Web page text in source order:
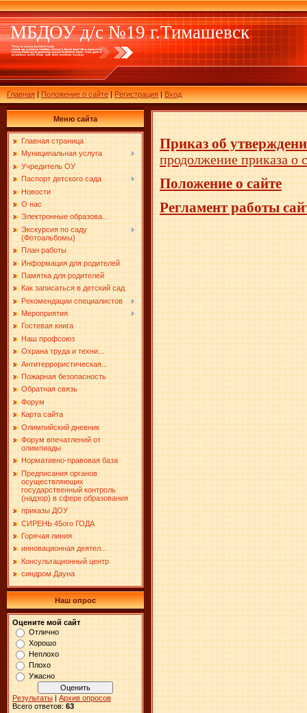
МБДОУ д/с №19 г.Тимашевск
Главная|Положение о сайте|Регистрация|Вход
Меню сайта
Главная страница
Муниципальная услуга
Учредитель ОУ
Паспорт детского сада
Новости
О нас
Электронные образова...
Экскурсия по саду
(Фотоальбомы)
План работы
Информация для родителей
Памятка для родителей
Как записаться в детский сад
Рекомендации специалистов
Мероприятия
Гостевая книга
Наш профсоюз
Охрана труда и техни...
Антитеррористическая...
Пожарная безопасность
Обратная связь
Форум
Карта сайта
Олимпийский дневник
Форум впечатлений от
олимпиады
Нормативно-правовая база
Предписания органов
осуществляющих
государственный контроль
(надзор) в сфере образования
приказы ДОУ
СИРЕНЬ 45ого ГОДА
Горячая линия
инновационная деятел...
Консультационный центр
синдром Дауна
Наш опрос
Оцените мой сайт
Отлично
Хорошо
Неплохо
Плохо
Ужасно
Результаты | Архив опросов
Всего ответов: 63
Приказ об
продолжение приказа о
Положение о сайте
Регламент работы